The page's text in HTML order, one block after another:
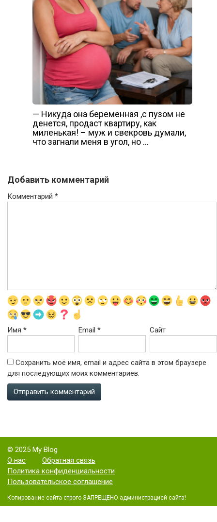
— Никуда она беременная ,с пузом не
денется, продаст квартиру, как
миленькая! – муж и свекровь думали,
что загнали меня в угол, но …
Добавить комментарий
Комментарий *
Имя * Email* Сайт
Сохранить моё имя, email и адрес сайта в этом браузере
для последующих моих комментариев.
© 2025 My Blog
О нас
Обратная связь
Политика конфиденциальности
Пользовательское соглашение
Копирование сайта строго ЗАПРЕЩЕНО администрацией сайта!